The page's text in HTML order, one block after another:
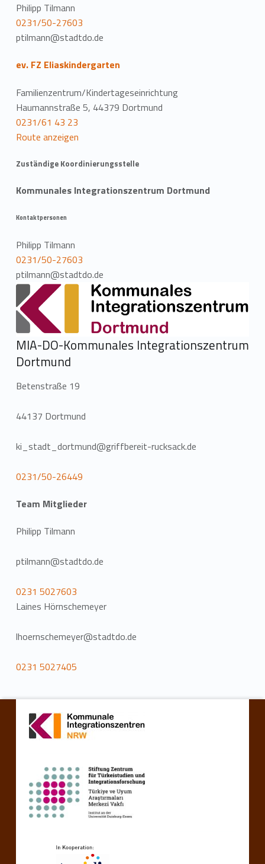
Philipp Tilmann
0231/50-27603
ptilmann@stadtdo.de
ev. FZ Eliaskindergarten
Familienzentrum/Kindertageseinrichtung
Haumannstraße 5, 44379 Dortmund
0231/61 43 23
Route anzeigen
Zuständige Koordinierungsstelle
Kommunales Integrationszentrum Dortmund
Kontaktpersonen
Philipp Tilmann
0231/50-27603
ptilmann@stadtdo.de
MIA-DO-Kommunales Integrationszentrum
Dortmund
Betenstraße 19
44137 Dortmund
ki_stadt_dortmund@griffbereit-rucksack.de
0231/50-26449
Team Mitglieder
Philipp Tilmann
ptilmann@stadtdo.de
0231 5027603
Laines Hörnschemeyer
lhoernschemeyer@stadtdo.de
0231 5027405